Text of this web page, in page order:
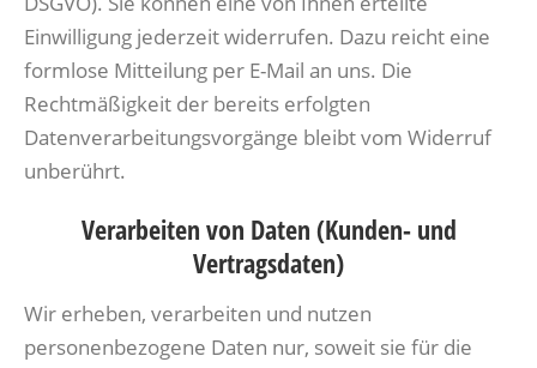
Einwilligung jederzeit widerrufen. Dazu reicht eine
formlose Mitteilung per E-Mail an uns. Die
Rechtmäßigkeit der bereits erfolgten
Datenverarbeitungsvorgänge bleibt vom Widerruf
unberührt.
Verarbeiten von Daten (Kunden- und
Vertragsdaten)
Wir erheben, verarbeiten und nutzen
personenbezogene Daten nur, soweit sie für die